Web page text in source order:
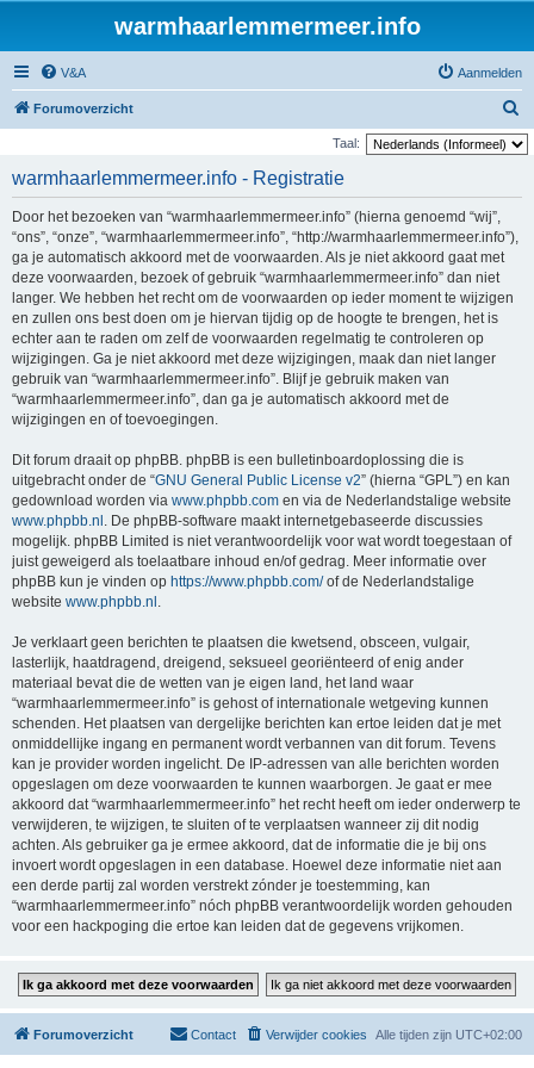
warmhaarlemmermeer.info
V&A Aanmelden
Forumoverzicht
o
Taal:
warmhaarlemmermeer.info - Registratie
Door het bezoeken van “warmhaarlemmermeer.info” (hierna genoemd “wij”,
“ons”, “onze”, “warmhaarlemmermeer.info”, “http://warmhaarlemmermeer.info”),
ga je automatisch akkoord met de voorwaarden. Als je niet akkoord gaat met
deze voorwaarden, bezoek of gebruik “warmhaarlemmermeer.info” dan niet
langer. We hebben het recht om de voorwaarden op ieder moment te wijzigen
en zullen ons best doen om je hiervan tijdig op de hoogte te brengen, het is
echter aan te raden om zelf de voorwaarden regelmatig te controleren op
wijzigingen. Ga je niet akkoord met deze wijzigingen, maak dan niet langer
gebruik van “warmhaarlemmermeer.info”. Blijf je gebruik maken van
“warmhaarlemmermeer.info”, dan ga je automatisch akkoord met de
wijzigingen en of toevoegingen.
Dit forum draait op phpBB. phpBB is een bulletinboardoplossing die is
uitgebracht onder de “GNU General Public License v2” (hierna “GPL”) en kan
gedownload worden via www.phpbb.com en via de Nederlandstalige website
www.phpbb.nl . De phpBB-software maakt internetgebaseerde discussies
mogelijk. phpBB Limited is niet verantwoordelijk voor wat wordt toegestaan of
juist geweigerd als toelaatbare inhoud en/of gedrag. Meer informatie over
phpBB kun je vinden op https://www.phpbb.com/of de Nederlandstalige
website www.phpbb.nl .
Je verklaart geen berichten te plaatsen die kwetsend, obsceen, vulgair,
lasterlijk, haatdragend, dreigend, seksueel georiënteerd of enig ander
materiaal bevat die de wetten van je eigen land, het land waar
“warmhaarlemmermeer.info” is gehost of internationale wetgeving kunnen
schenden. Het plaatsen van dergelijke berichten kan ertoe leiden dat je met
onmiddellijke ingang en permanent wordt verbannen van dit forum. Tevens
kan je provider worden ingelicht. De IP-adressen van alle berichten worden
opgeslagen om deze voorwaarden te kunnen waarborgen. Je gaat er mee
akkoord dat “warmhaarlemmermeer.info” het recht heeft om ieder onderwerp te
verwijderen, te wijzigen, te sluiten of te verplaatsen wanneer zij dit nodig
achten. Als gebruiker ga je ermee akkoord, dat de informatie die je bij ons
invoert wordt opgeslagen in een database. Hoewel deze informatie niet aan
een derde partij zal worden verstrekt zónder je toestemming, kan
“warmhaarlemmermeer.info” nóch phpBB verantwoordelijk worden gehouden
voor een hackpoging die ertoe kan leiden dat de gegevens vrijkomen.
Forumoverzicht Alle tijden zijn UTC+02:00
Verwijder cookies
Contact